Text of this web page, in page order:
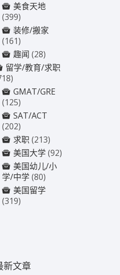
美食天地
(399)
装修/搬家
(161)
趣闻 (28)
留学/教育/求职
GMAT/GRE
(125)
SAT/ACT
(202)
求职 (213)
美国大学(92)
美国幼儿/小
学/中学(80)
美国留学
(319)
新文章